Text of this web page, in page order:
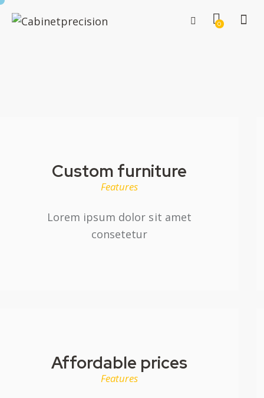
0
Custom furniture
Features
Lorem ipsum dolor sit amet
consetetur
Affordable prices
Features